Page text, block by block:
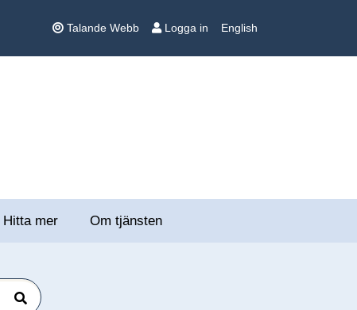
Talande Webb Logga in English
Hitta mer Om tjänsten
Sök